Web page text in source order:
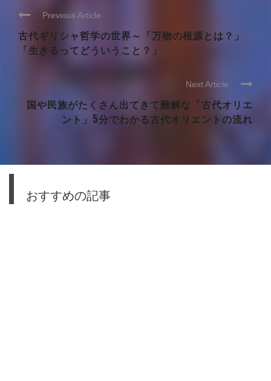
Previous Article
古代ギリシャ哲学の世界～「万物の根源とは？」
「生きるってどういうこと？」
Next Article
国や民族がたくさん出てきて難解な「古代オリエ
ント」5分でわかる古代オリエントの流れ
おすすめの記事